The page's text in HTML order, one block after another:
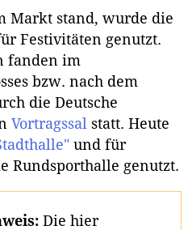
Markt stand, wurde die
Festivitäten genutzt.
fanden im
bzw. nach dem
die Deutsche
Vortragssal statt. Heute
und für
Rundsporthalle genutzt.
Die hier